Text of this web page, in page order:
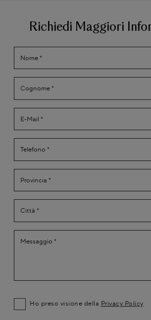
Richiedi Maggiori
Ho preso visione della Privacy Policy